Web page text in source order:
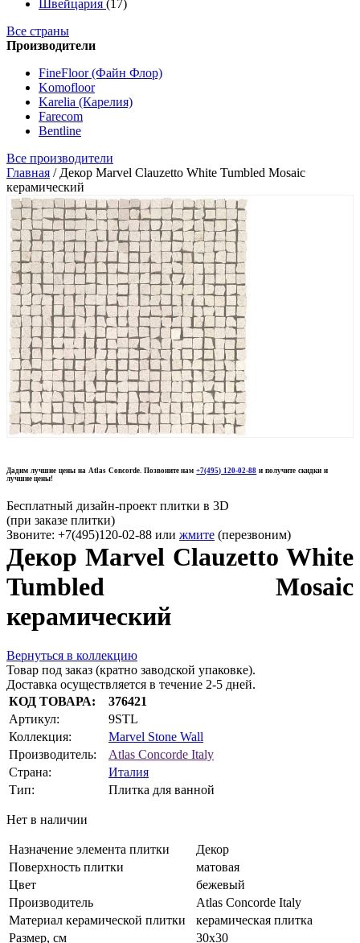
Швейцария (17)
Все страны
Производители
FineFloor (Файн Флор)
Komofloor
Karelia (Карелия)
Farecom
Bentline
Все производители
Главная / Декор Marvel Clauzetto White Tumbled Mosaic
керамический
Дадим лучшие цены на Atlas Concorde. Позвоните нам+7(495) 120-02-88 и получите скидки и
лучшие цены!
Бесплатный дизайн-проект плитки в 3D
(при заказе плитки)
Звоните: +7(495)120-02-88 или жмите (перезвоним)
Декор Marvel Clauzetto White
Tumbled Mosaic
керамический
Вернуться в коллекцию
Товар под заказ (кратно заводской упаковке).
Доставка осуществляется в течение 2-5 дней.
КОД ТОВАРА:
376421
Артикул:
9STL
Коллекция:
Marvel Stone Wall
Производитель:
Atlas Concorde Italy
Страна:
Италия
Тип:
Плитка для ванной
Нет в наличии
Назначение элемента плитки
Декор
Поверхность плитки
матовая
Цвет
бежевый
Производитель
Atlas Concorde Italy
Материал керамической плитки
керамическая плитка
Размер, см
30х30